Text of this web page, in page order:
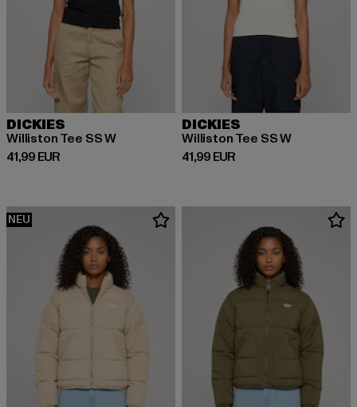
DICKIES
Williston Tee SS W
41,99 EUR
Derzeitiger Preis: 41,99 EUR
DICKIES
Williston Tee SS W
41,99 EUR
Derzeitiger Preis: 41,99 EUR
NEU